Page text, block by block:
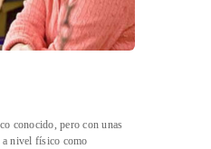
conocido, pero con unas
a nivel físico como